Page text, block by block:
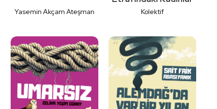
Detaylı
İncele
Yasemin Akçam Ateşman
Detaylı
İncele
Kolektif